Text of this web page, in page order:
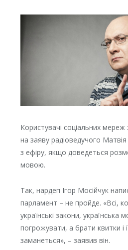
Користувачі соціальних
на заяву радіоведучого
з ефіру, якщо доведеться
мовою.
Так, нардеп Ігор Мосійчук
парламент – не пройде. «Всі,
українські закони, українська
погрожувати, а брати квитки і
заманеться», – заявив він.